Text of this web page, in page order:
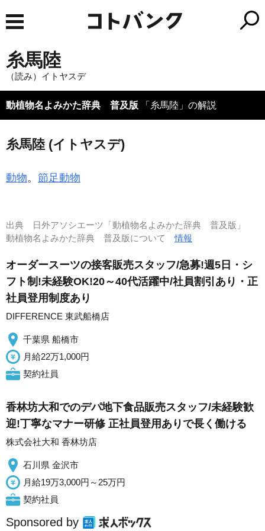
糸馬陸
（読み）イトヤスデ
動植物名よみかた辞典 普及版 「糸馬陸」の解説
糸馬陸 (イトヤスデ)
動物。 節足動物
出典
日外アソシエーツ「動植物名よみかた辞典 普及版」
動植物名よみかた辞典 普及版について情報
オーダースーツの接客販売スタッフ/急募!週5日・シ
フト制!未経験OK!20～40代活躍中/社員割引あり・正
社員登用制度あり
DIFFERENCE 東武船橋店
千葉県 船橋市
月給22万1,000円
契約社員
香林坊大和でのデパ地下食品販売スタッフ/未経験歓
迎!丁寧なマナー研修 正社員登用ありで長く働ける
株式会社大和 香林坊店
石川県 金沢市
月給19万3,000円～25万円
契約社員
Sponsored by